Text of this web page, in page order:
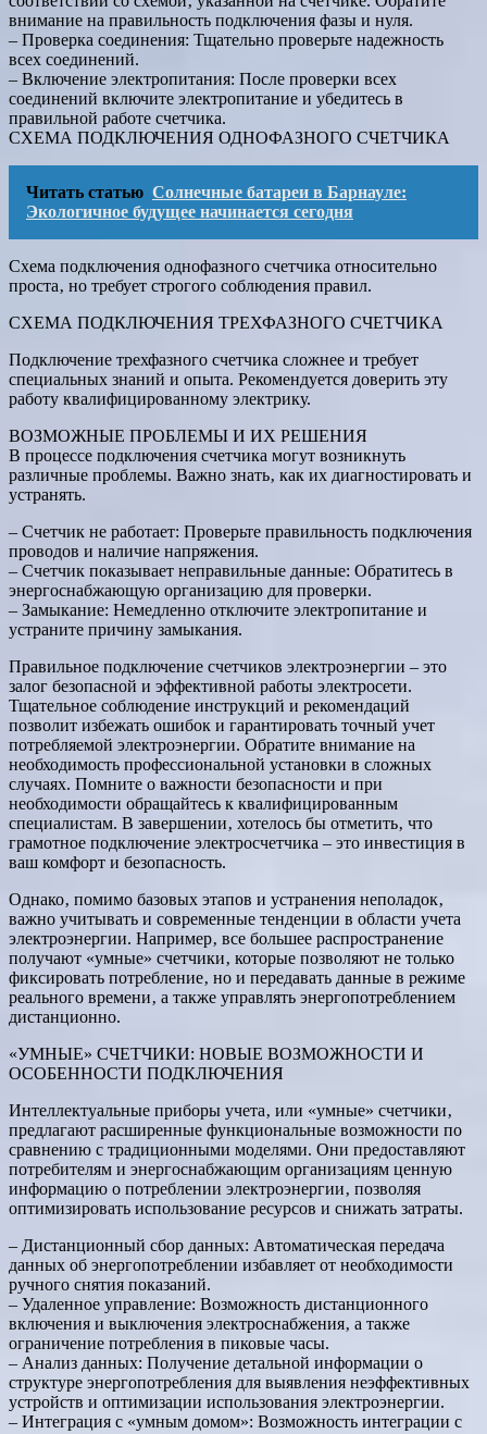
внимание на правильность подключения фазы и нуля.
– Проверка соединения: Тщательно проверьте надежность
всех соединений.
– Включение электропитания: После проверки всех
соединений включите электропитание и убедитесь в
правильной работе счетчика.
СХЕМА ПОДКЛЮЧЕНИЯ ОДНОФАЗНОГО СЧЕТЧИКА
Читать статью Солнечные батареи в Барнауле:
Экологичное будущее начинается сегодня
Схема подключения однофазного счетчика относительно
проста‚ но требует строгого соблюдения правил.
СХЕМА ПОДКЛЮЧЕНИЯ ТРЕХФАЗНОГО СЧЕТЧИКА
Подключение трехфазного счетчика сложнее и требует
специальных знаний и опыта. Рекомендуется доверить эту
работу квалифицированному электрику.
ВОЗМОЖНЫЕ ПРОБЛЕМЫ И ИХ РЕШЕНИЯ
В процессе подключения счетчика могут возникнуть
различные проблемы. Важно знать‚ как их диагностировать и
устранять.
– Счетчик не работает: Проверьте правильность подключения
проводов и наличие напряжения.
– Счетчик показывает неправильные данные: Обратитесь в
энергоснабжающую организацию для проверки.
– Замыкание: Немедленно отключите электропитание и
устраните причину замыкания.
Правильное подключение счетчиков электроэнергии – это
залог безопасной и эффективной работы электросети.
Тщательное соблюдение инструкций и рекомендаций
позволит избежать ошибок и гарантировать точный учет
потребляемой электроэнергии. Обратите внимание на
необходимость профессиональной установки в сложных
случаях. Помните о важности безопасности и при
необходимости обращайтесь к квалифицированным
специалистам. В завершении‚ хотелось бы отметить‚ что
грамотное подключение электросчетчика – это инвестиция в
ваш комфорт и безопасность.
Однако‚ помимо базовых этапов и устранения неполадок‚
важно учитывать и современные тенденции в области учета
электроэнергии. Например‚ все большее распространение
получают «умные» счетчики‚ которые позволяют не только
фиксировать потребление‚ но и передавать данные в режиме
реального времени‚ а также управлять энергопотреблением
дистанционно.
«УМНЫЕ» СЧЕТЧИКИ: НОВЫЕ ВОЗМОЖНОСТИ И
ОСОБЕННОСТИ ПОДКЛЮЧЕНИЯ
Интеллектуальные приборы учета‚ или «умные» счетчики‚
предлагают расширенные функциональные возможности по
сравнению с традиционными моделями. Они предоставляют
потребителям и энергоснабжающим организациям ценную
информацию о потреблении электроэнергии‚ позволяя
оптимизировать использование ресурсов и снижать затраты.
– Дистанционный сбор данных: Автоматическая передача
данных об энергопотреблении избавляет от необходимости
ручного снятия показаний.
– Удаленное управление: Возможность дистанционного
включения и выключения электроснабжения‚ а также
ограничение потребления в пиковые часы.
– Анализ данных: Получение детальной информации о
структуре энергопотребления для выявления неэффективных
устройств и оптимизации использования электроэнергии.
– Интеграция с «умным домом»: Возможность интеграции с